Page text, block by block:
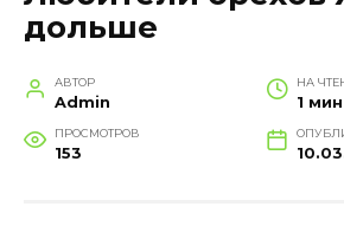
дольше
АВТОР
Admin
НА
1 мин
ПРОСМОТРОВ
153